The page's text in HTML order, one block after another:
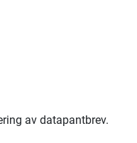
av datapantbrev.